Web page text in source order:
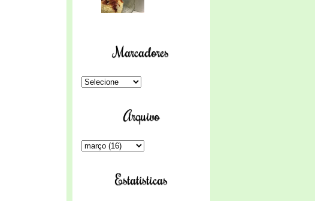
Marcadores
Arquivo
Estatísticas